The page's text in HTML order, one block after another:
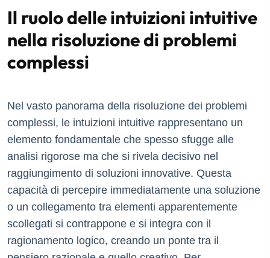
Il ruolo delle intuizioni intuitive
nella risoluzione di problemi
complessi
Nel vasto panorama della risoluzione dei problemi
complessi, le intuizioni intuitive rappresentano un
elemento fondamentale che spesso sfugge alle
analisi rigorose ma che si rivela decisivo nel
raggiungimento di soluzioni innovative. Questa
capacità di percepire immediatamente una soluzione
o un collegamento tra elementi apparentemente
scollegati si contrappone e si integra con il
ragionamento logico, creando un ponte tra il